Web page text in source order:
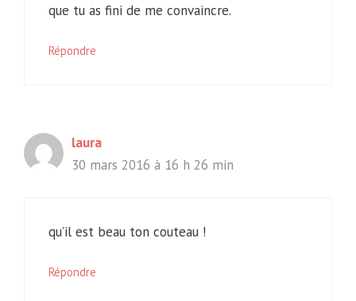
que tu as fini de me convaincre.
Répondre
laura
30 mars 2016 à 16 h 26 min
qu’il est beau ton couteau !
Répondre